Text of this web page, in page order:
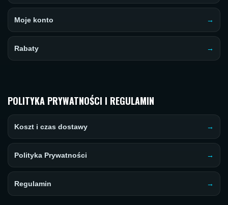
Moje konto
Rabaty
POLITYKA PRYWATNOŚCI I REGULAMIN
Koszt i czas dostawy
Polityka Prywatności
Regulamin